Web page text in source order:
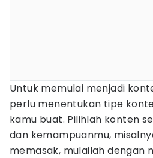
Untuk memulai menjadi
perlu menentukan tipe
kamu buat. Pilihlah konten
dan kemampuanmu,
memasak, mulailah dengan